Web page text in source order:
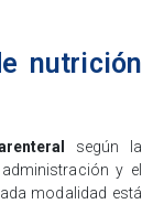
nutrición
según la
y el
modalidad está